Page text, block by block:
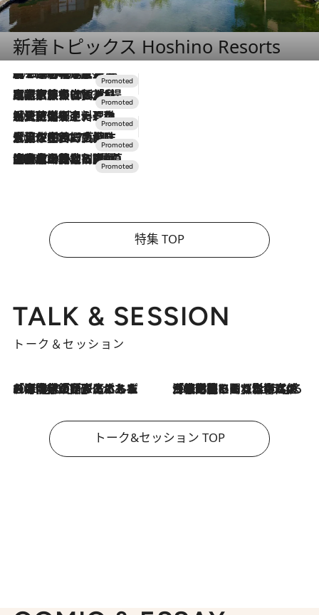
新着トピックス Hoshino Resorts
2026.8.7
【トンボの足水浴】ヒノキの香りに包まれて涼感マックス！約13℃の湧水かけ流しを避暑地「星野温泉 トンボの湯」で体験
2026.7.31
【ホテル帰省】という選択肢をOMOが提案。家族とほどよい距離を保つには「昼は実家、夜は気兼ねなくホテルで！」
2026.7.24
【夏限定ディナーコース】旬を迎える稚鮎や花ズッキーニなどをイタリア・トスカーナの郷土料理の手法で満喫！
2026.7.17
「土佐和ハーブかき氷」がOMO7高知に登場！生姜、山椒、大葉など目にも舌にも涼を呼ぶ郷土の味
2026.7.10
NEW OPEN！【界 草津】名湯の地に誕生。趣の異なる2種の温泉と上州ならではの会席・蕎麦割烹など美食を味わう究極の癒やし旅
特集 TOP
TALK & SESSION
トーク＆セッション
2026.8.3
「今後値上げがあるとすれば…」「リスクがあるのは今年の冬」エネルギー専門家が語る、ホルムズ海峡封鎖が家庭にもたらす“ある心配” 2026.8.3
「住宅建てられない…」「サーチャージ料の高値が続いている」ホルムズ海峡封鎖による影響はいつまで続く？《エネルギー専門家に聞く“どうなる日本の暮らし”》
トーク&セッション TOP